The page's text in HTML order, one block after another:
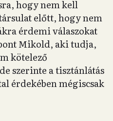
hogy nem kell
előtt, hogy nem
érdemi válaszokat
Mikold, aki tudja,
kötelező
szerinte a tisztánlátás
érdekében mégiscsak